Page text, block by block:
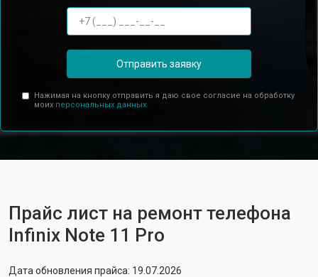
Отправить заявку
Нажимая на кнопку отправить я даю свое согласие на обработку
моих персональных данных.
Прайс лист на ремонт телефона
Infinix Note 11 Pro
Дата обновления прайса: 19.07.2026